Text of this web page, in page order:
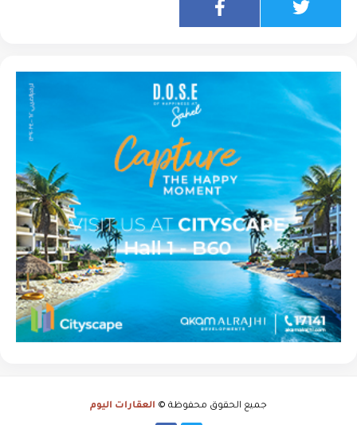
جميع الحقوق محفوظة © العقارات اليوم